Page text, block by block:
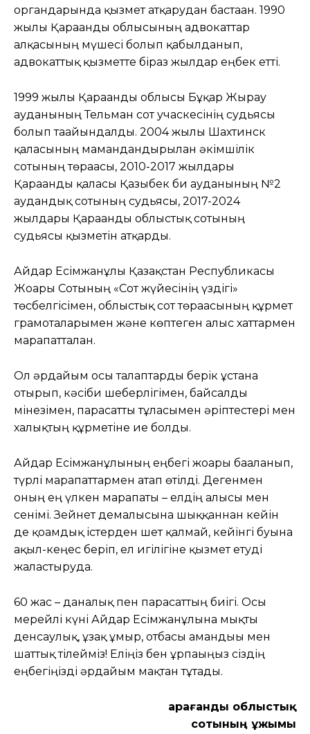
органдарында қызмет атқарудан бастаған. 1990
жылы Қарағанды облысының адвокаттар
алқасының мүшесі болып қабылданып,
адвокаттық қызметте біраз жылдар еңбек етті.
1999 жылы Қарағанды облысы Бұқар Жырау
ауданының Тельман сот учаскесінің судьясы
болып тағайындалды. 2004 жылы Шахтинск
қаласының мамандандырылған әкімшілік
сотының төрағасы, 2010-2017 жылдары
Қарағанды қаласы Қазыбек би ауданының №2
аудандық сотының судьясы, 2017-2024
жылдары Қарағанды облыстық сотының
судьясы қызметін атқарды.
Айдар Есімжанұлы Қазақстан Республикасы
Жоғарғы Сотының «Сот жүйесінің үздігі»
төсбелгісімен, облыстық сот төрағасының құрмет
грамоталарымен және көптеген алғыс хаттармен
марапатталған.
Ол әрдайым осы талаптарды берік ұстана
отырып, кәсіби шеберлігімен, байсалды
мінезімен, парасатты тұлғасымен әріптестері мен
халықтың құрметіне ие болды.
Айдар Есімжанұлының еңбегі жоғары бағаланып,
түрлі марапаттармен атап өтілді. Дегенмен
оның ең үлкен марапаты – елдің алғысы мен
сенімі. Зейнет демалысына шыққаннан кейін
де қоғамдық істерден шет қалмай, кейінгі буынға
ақыл-кеңес беріп, ел игілігіне қызмет етуді
жалғастыруда.
60 жас – даналық пен парасаттың биігі. Осы
мерейлі күні Айдар Есімжанұлына мықты
денсаулық, ұзақ ғұмыр, отбасы амандығы мен
шаттық тілейміз! Еліңіз бен ұрпағыңыз сіздің
еңбегіңізді әрдайым мақтан тұтады.
Қарағанды облыстық
сотының ұжымы